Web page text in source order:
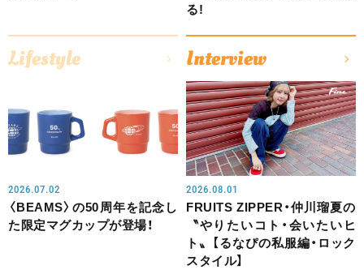
る!
Lifestyle
2026.07.02
〈BEAMS〉の50周年を記念し
た限定マグカップが登場！
Interview
2026.08.01
FRUITS ZIPPER・仲川瑠夏の
〝やりたいコト・会いたいヒ
ト〟【るなぴの私服編・ロック
スタイル】